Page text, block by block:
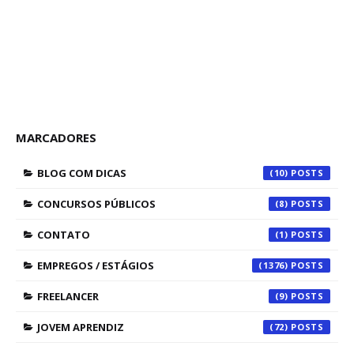
MARCADORES
BLOG COM DICAS (10)
CONCURSOS PÚBLICOS (8)
CONTATO (1)
EMPREGOS / ESTÁGIOS (1376)
FREELANCER (9)
JOVEM APRENDIZ (72)